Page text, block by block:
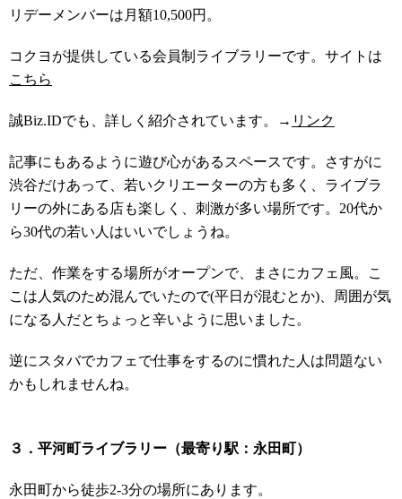
リデーメンバーは月額10,500円。
コクヨが提供している会員制ライブラリーです。サイトは
こちら
誠Biz.IDでも、詳しく紹介されています。→ リンク
記事にもあるように遊び心があるスペースです。さすがに
渋谷だけあって、若いクリエーターの方も多く、ライブラ
リーの外にある店も楽しく、刺激が多い場所です。20代か
ら30代の若い人はいいでしょうね。
ただ、作業をする場所がオープンで、まさにカフェ風。こ
こは人気のため混んでいたので(平日が混むとか)、周囲が気
になる人だとちょっと辛いように思いました。
逆にスタバでカフェで仕事をするのに慣れた人は問題ない
かもしれませんね。
３．平河町ライブラリー（最寄り駅：永田町）
永田町から徒歩2-3分の場所にあります。